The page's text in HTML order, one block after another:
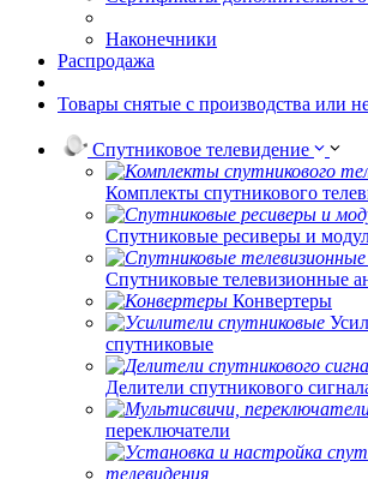
Наконечники
Распродажа
Товары снятые с производства или
Спутниковое телевидение
Комплекты спутникового
Спутниковые ресиверы и
Спутниковые телевизионные
Конвертеры
спутниковые
Делители спутникового
переключатели